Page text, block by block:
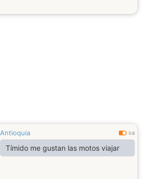
Antioquia 0.6
Tímido me gustan las motos viajar